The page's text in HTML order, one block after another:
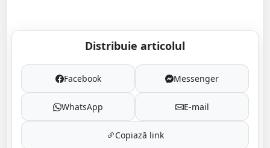
Distribuie articolul
Facebook Messenger
WhatsApp E-mail
Copiază link